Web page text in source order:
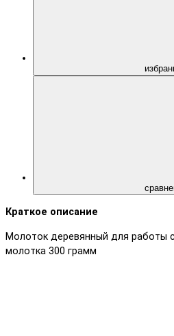
Краткое описание
Молоток деревянный для работы
молотка 300 грамм